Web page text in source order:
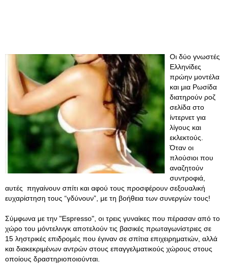
Οι δύο γνωστές
Ελληνίδες
πρώην μοντέλα
και μια Ρωσίδα
διατηρούν ροζ
σελίδα στο
ίντερνετ για
λίγους και
εκλεκτούς.
Όταν οι
πλούσιοι που
αναζητούν
συντροφιά,
αυτές πηγαίνουν σπίτι και αφού τους προσφέρουν σεξουαλική
ευχαρίστηση τους “γδύνουν”, με τη βοήθεια των συνεργών τους!
Σύμφωνα με την "Espresso", οι τρεις γυναίκες που πέρασαν από το
χώρο του μόντελινγκ αποτελούν τις βασικές πρωταγωνίστριες σε
15 ληστρικές επιδρομές που έγιναν σε σπίτια επιχειρηματιών, αλλά
και διακεκριμένων αντρών στους επαγγελματικούς χώρους στους
οποίους δραστηριοποιούνται.